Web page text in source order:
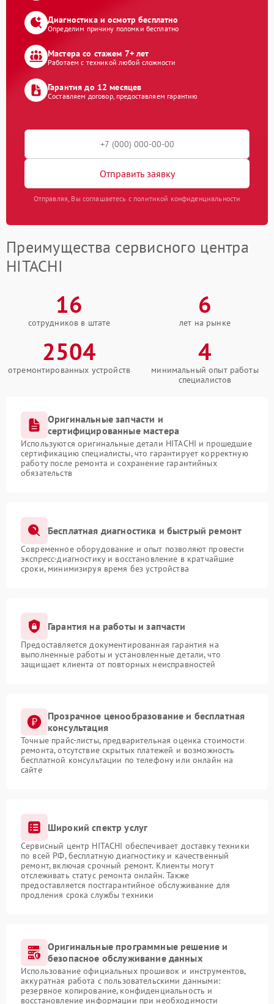
Диагностика и осмотр бесплатно
Определим причину поломки бесплатно
Мастера со стажем 7+ лет
Работаем с техникой любой сложности
Гарантия до 12 месяцев
Составляем договор, предоставляем гарантию
Отправить заявку
Отправляя, Вы соглашаетесь с политикой конфиденциальности
Преимущества сервисного центра
HITACHI
16
сотрудников в штате
6
лет на рынке
2504
отремонтированных устройств
4
минимальный опыт работы
специалистов
Оригинальные запчасти и
сертифицированные мастера
Используются оригинальные детали HITACHI и прошедшие
сертификацию специалисты, что гарантирует корректную
работу после ремонта и сохранение гарантийных
обязательств
Бесплатная диагностика и быстрый ремонт
Современное оборудование и опыт позволяют провести
экспресс-диагностику и восстановление в кратчайшие
сроки, минимизируя время без устройства
Гарантия на работы и запчасти
Предоставляется документированная гарантия на
выполненные работы и установленные детали, что
защищает клиента от повторных неисправностей
Прозрачное ценообразование и бесплатная
консультация
Точные прайс-листы, предварительная оценка стоимости
ремонта, отсутствие скрытых платежей и возможность
бесплатной консультации по телефону или онлайн на
сайте
Широкий спектр услуг
Сервисный центр HITACHI обеспечивает доставку техники
по всей РФ, бесплатную диагностику и качественный
ремонт, включая срочный ремонт. Клиенты могут
отслеживать статус ремонта онлайн. Также
предоставляется постгарантийное обслуживание для
продления срока службы техники
Оригинальные программные решение и
безопасное обслуживание данных
Использование официальных прошивок и инструментов,
аккуратная работа с пользовательскими данными:
резервное копирование, конфиденциальность и
восстановление информации при необходимости